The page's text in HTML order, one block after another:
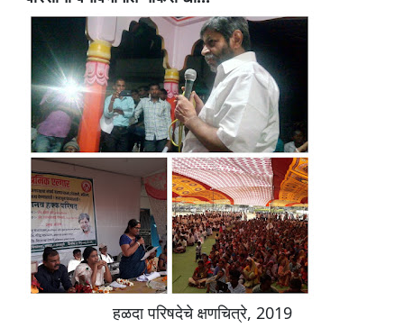
हळदा परिषदेचे क्षणचित्रे, 2019